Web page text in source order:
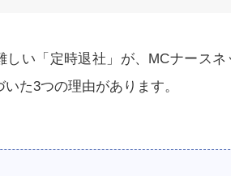
しい「定時退社」が、MCナース
いた3つの理由があります。